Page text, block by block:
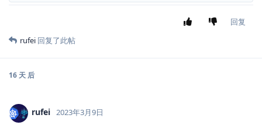
回复
rufei 回复了此帖
16 天 后
rufei 2023年3月9日